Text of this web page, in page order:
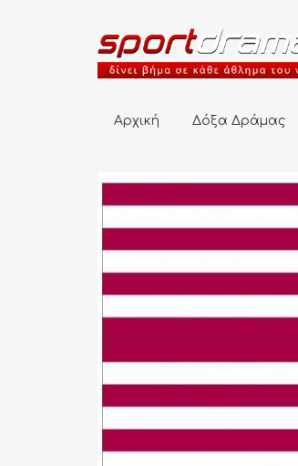
Αρχική Δόξα Δράμας